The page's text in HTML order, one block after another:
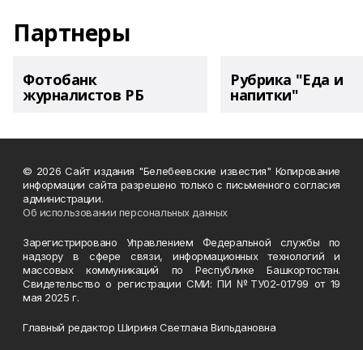
Партнеры
Фотобанк
журналистов РБ
Рубрика "Еда и
напитки"
© 2026 Сайт издания "Белебеевские известия" Копирование
информации сайта разрешено только с письменного согласия
администрации.
Об использовании персональных данных
Зарегистрировано Управлением Федеральной службы по
надзору в сфере связи, информационных технологий и
массовых коммуникаций по Республике Башкортостан.
Свидетельство о регистрации СМИ: ПИ №ТУ02-01799 от 19
мая 2025 г.
Главный редактор Шириня Светлана Вильдановна